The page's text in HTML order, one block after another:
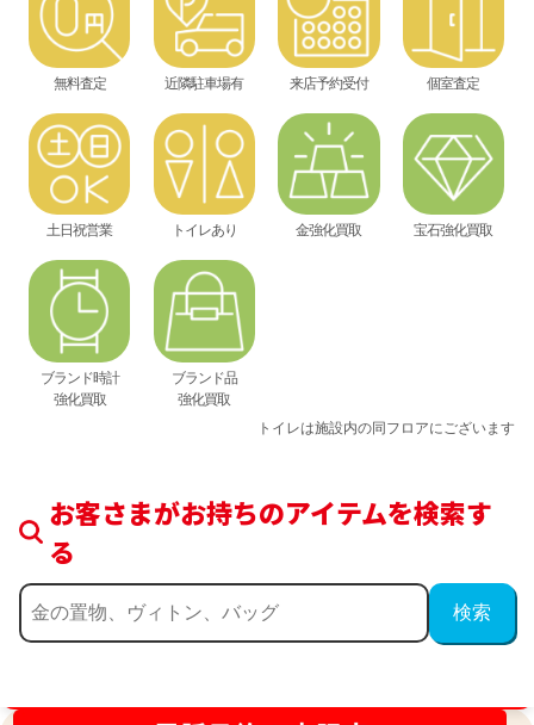
無料査定 近隣駐車場有 来店予約受付 個室査定
土日祝営業 トイレあり 金強化買取 宝石強化買取
ブランド時計
強化買取
ブランド品
強化買取
トイレは施設内の同フロアにございます
お客さまがお持ちのアイテムを検索す
る